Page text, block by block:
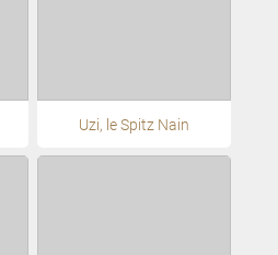
Uzi, le Spitz Nain